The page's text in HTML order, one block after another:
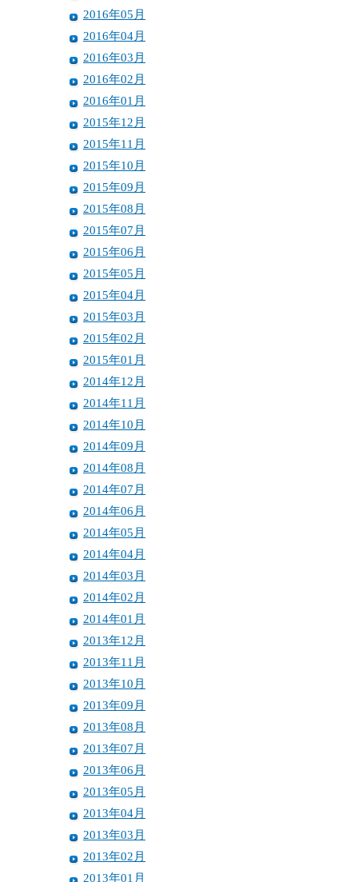
2016年05月
2016年04月
2016年03月
2016年02月
2016年01月
2015年12月
2015年11月
2015年10月
2015年09月
2015年08月
2015年07月
2015年06月
2015年05月
2015年04月
2015年03月
2015年02月
2015年01月
2014年12月
2014年11月
2014年10月
2014年09月
2014年08月
2014年07月
2014年06月
2014年05月
2014年04月
2014年03月
2014年02月
2014年01月
2013年12月
2013年11月
2013年10月
2013年09月
2013年08月
2013年07月
2013年06月
2013年05月
2013年04月
2013年03月
2013年02月
2013年01月